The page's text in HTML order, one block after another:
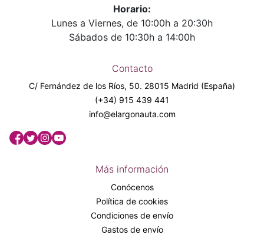
Horario:
Lunes a Viernes, de 10:00h a 20:30h
Sábados de 10:30h a 14:00h
Contacto
C/ Fernández de los Ríos, 50. 28015 Madrid (España)
(+34) 915 439 441
info@elargonauta.com
Más información
Conócenos
Política de cookies
Condiciones de envío
Gastos de envío